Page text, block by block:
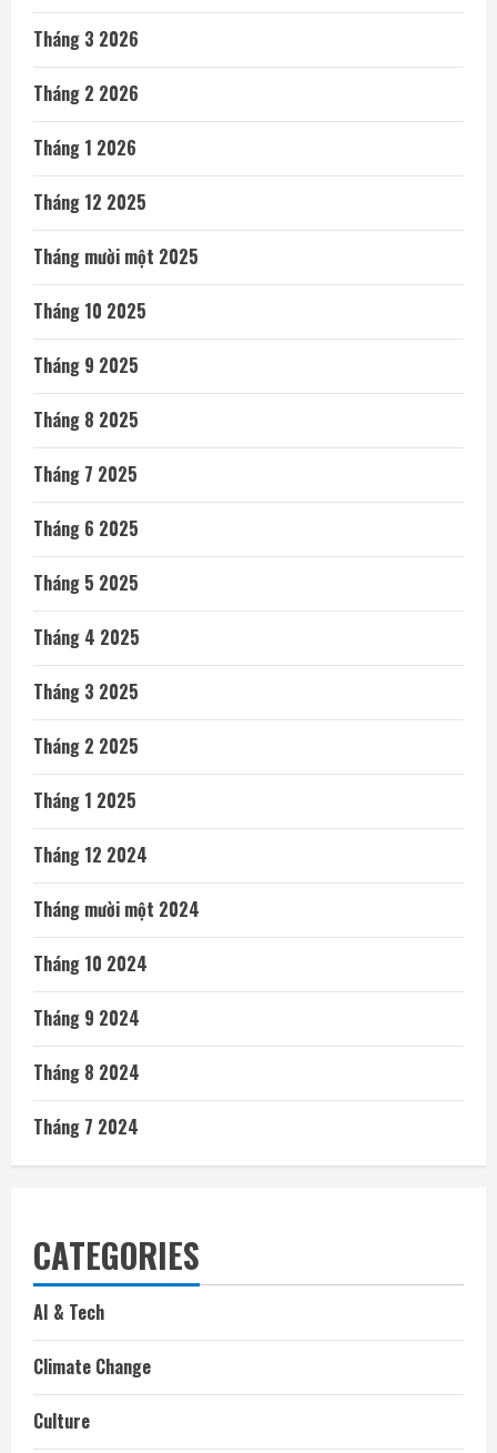
Tháng 3 2026
Tháng 2 2026
Tháng 1 2026
Tháng 12 2025
Tháng mười một 2025
Tháng 10 2025
Tháng 9 2025
Tháng 8 2025
Tháng 7 2025
Tháng 6 2025
Tháng 5 2025
Tháng 4 2025
Tháng 3 2025
Tháng 2 2025
Tháng 1 2025
Tháng 12 2024
Tháng mười một 2024
Tháng 10 2024
Tháng 9 2024
Tháng 8 2024
Tháng 7 2024
CATEGORIES
AI & Tech
Climate Change
Culture